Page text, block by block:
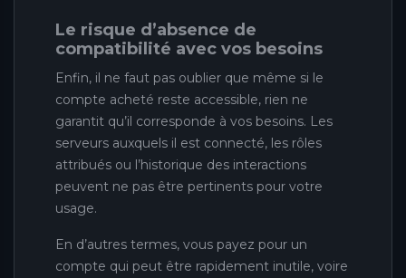
Le risque d’absence de
compatibilité avec vos besoins
Enfin, il ne faut pas oublier que même si le
compte acheté reste accessible, rien ne
garantit qu’il corresponde à vos besoins. Les
serveurs auxquels il est connecté, les rôles
attribués ou l’historique des interactions
peuvent ne pas être pertinents pour votre
usage.
En d’autres termes, vous payez pour un
compte qui peut être rapidement inutile, voire